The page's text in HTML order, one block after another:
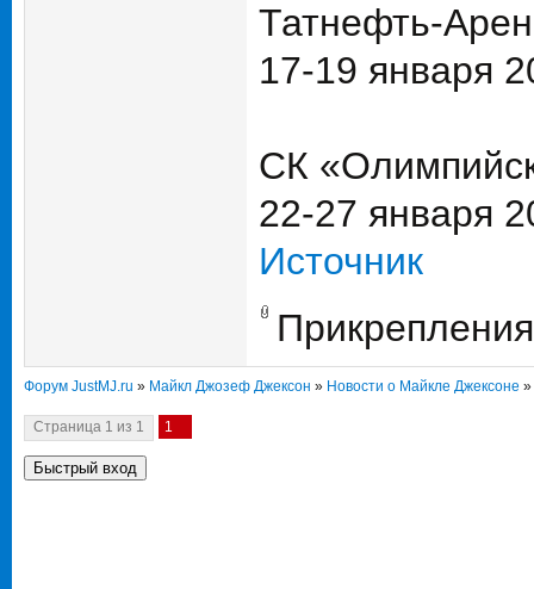
Татнефть-
17-19 января
СК
22-27 января
Источник
Форум JustMJ.ru » Майкл Джозеф Джексон » Новости о Майкле Джексоне »
Страница 1 из 1 1